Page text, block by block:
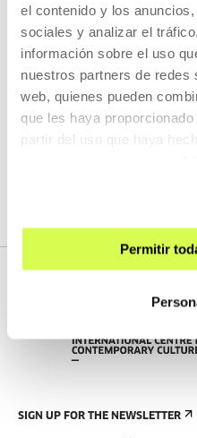
el contenido y los
sociales y analizar el
información sobre el uso
nuestros partners de redes
web, quienes pueden
que les haya
partir del uso que haya
Permitir
FAMILIA. Red
elkartea.
READ MORE
SIGN UP FOR THE NEWSLETTER